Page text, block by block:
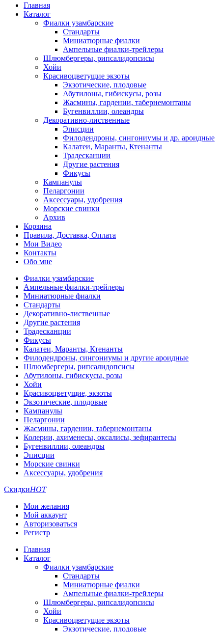
Главная
Каталог
Фиалки узамбарские
Стандарты
Миниатюрные фиалки
Ампельные фиалки-трейлеры
Шлюмбергеры, рипсалидопсисы
Хойи
Красивоцветущие экзоты
Экзотические, плодовые
Абутилоны, гибискусы, розы
Жасмины, гардении, табернемонтаны
Бугенвиллии, олеандры
Декоративно-лиственные
Эписции
Филодендроны, сингониумы и др. ароидные
Калатеи, Маранты, Ктенанты
Традесканции
Другие растения
Фикусы
Кампанулы
Пеларгонии
Аксессуары, удобрения
Морские свинки
Архив
Корзина
Правила, Доставка, Оплата
Мои Видео
Контакты
Обо мне
Фиалки узамбарские
Ампельные фиалки-трейлеры
Миниатюрные фиалки
Стандарты
Декоративно-лиственные
Другие растения
Традесканции
Фикусы
Калатеи, Маранты, Ктенанты
Филодендроны, сингониумы и другие ароидные
Шлюмбергеры, рипсалидопсисы
Абутилоны, гибискусы, розы
Хойи
Красивоцветущие, экзоты
Экзотические, плодовые
Кампанулы
Пеларгонии
Жасмины, гардении, табернемонтаны
Колерии, ахименесы, оксалисы, зефирантесы
Бугенвиллии, олеандры
Эписции
Морские свинки
Аксессуары, удобрения
СкидкиHOT
Мои желания
Мой аккаунт
Авторизоваться
Регистр
Главная
Каталог
Фиалки узамбарские
Стандарты
Миниатюрные фиалки
Ампельные фиалки-трейлеры
Шлюмбергеры, рипсалидопсисы
Хойи
Красивоцветущие экзоты
Экзотические, плодовые